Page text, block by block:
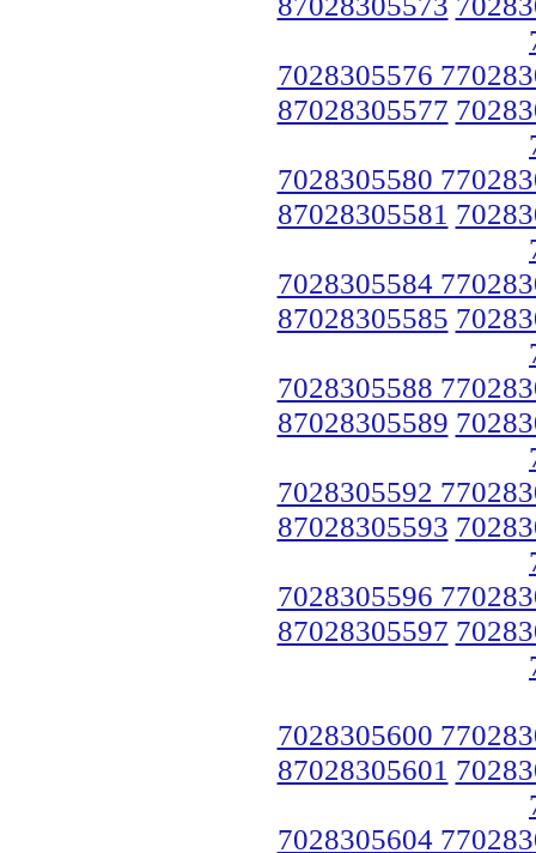
7028305576
87028305577
7028305580
87028305581
7028305584
87028305585
7028305588
87028305589
7028305592
87028305593
7028305596
87028305597
7028305600
87028305601
7028305604